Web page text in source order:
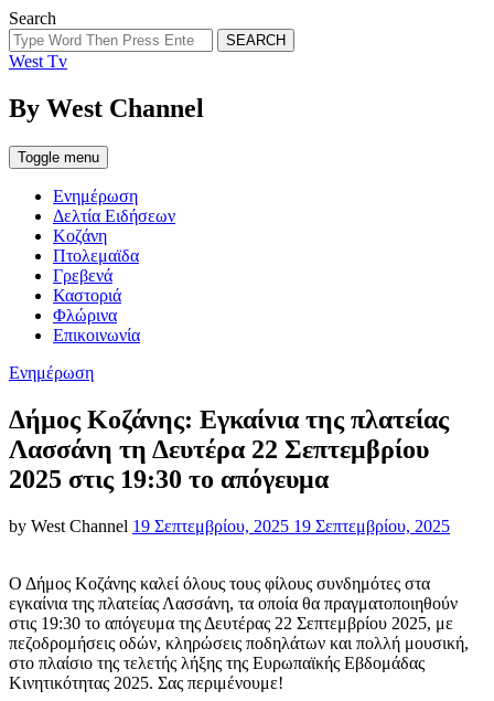
Search
SEARCH
West Tv
By West Channel
Toggle menu
Ενημέρωση
Δελτία Ειδήσεων
Κοζάνη
Πτολεμαϊδα
Γρεβενά
Καστοριά
Φλώρινα
Επικοινωνία
Categories
Ενημέρωση
Δήμος Κοζάνης: Εγκαίνια της πλατείας
Λασσάνη τη Δευτέρα 22 Σεπτεμβρίου
2025 στις 19:30 το απόγευμα
by West Channel Posted
19 Σεπτεμβρίου, 2025 19 Σεπτεμβρίου, 2025
Ο Δήμος Κοζάνης καλεί όλους τους φίλους συνδημότες στα
εγκαίνια της πλατείας Λασσάνη, τα οποία θα πραγματοποιηθούν
στις 19:30 το απόγευμα της Δευτέρας 22 Σεπτεμβρίου 2025, με
πεζοδρομήσεις οδών, κληρώσεις ποδηλάτων και πολλή μουσική,
στο πλαίσιο της τελετής λήξης της Ευρωπαϊκής Εβδομάδας
Κινητικότητας 2025. Σας περιμένουμε!